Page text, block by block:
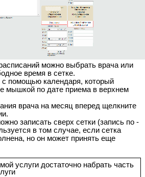
можно выбрать врача или
время в сетке.
с помощью календаря, который
мышкой по дате приема в верхнем
врача на месяц вперед щелкните
записать сверх сетки (запись по -
в том случае, если сетка
но он может принять еще
услуги достаточно набрать часть